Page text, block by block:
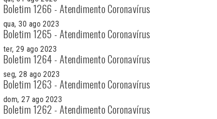
Boletim 1266 - Atendimento Coronavírus
qua, 30 ago 2023
Boletim 1265 - Atendimento Coronavírus
ter, 29 ago 2023
Boletim 1264 - Atendimento Coronavírus
seg, 28 ago 2023
Boletim 1263 - Atendimento Coronavírus
dom, 27 ago 2023
Boletim 1262 - Atendimento Coronavírus